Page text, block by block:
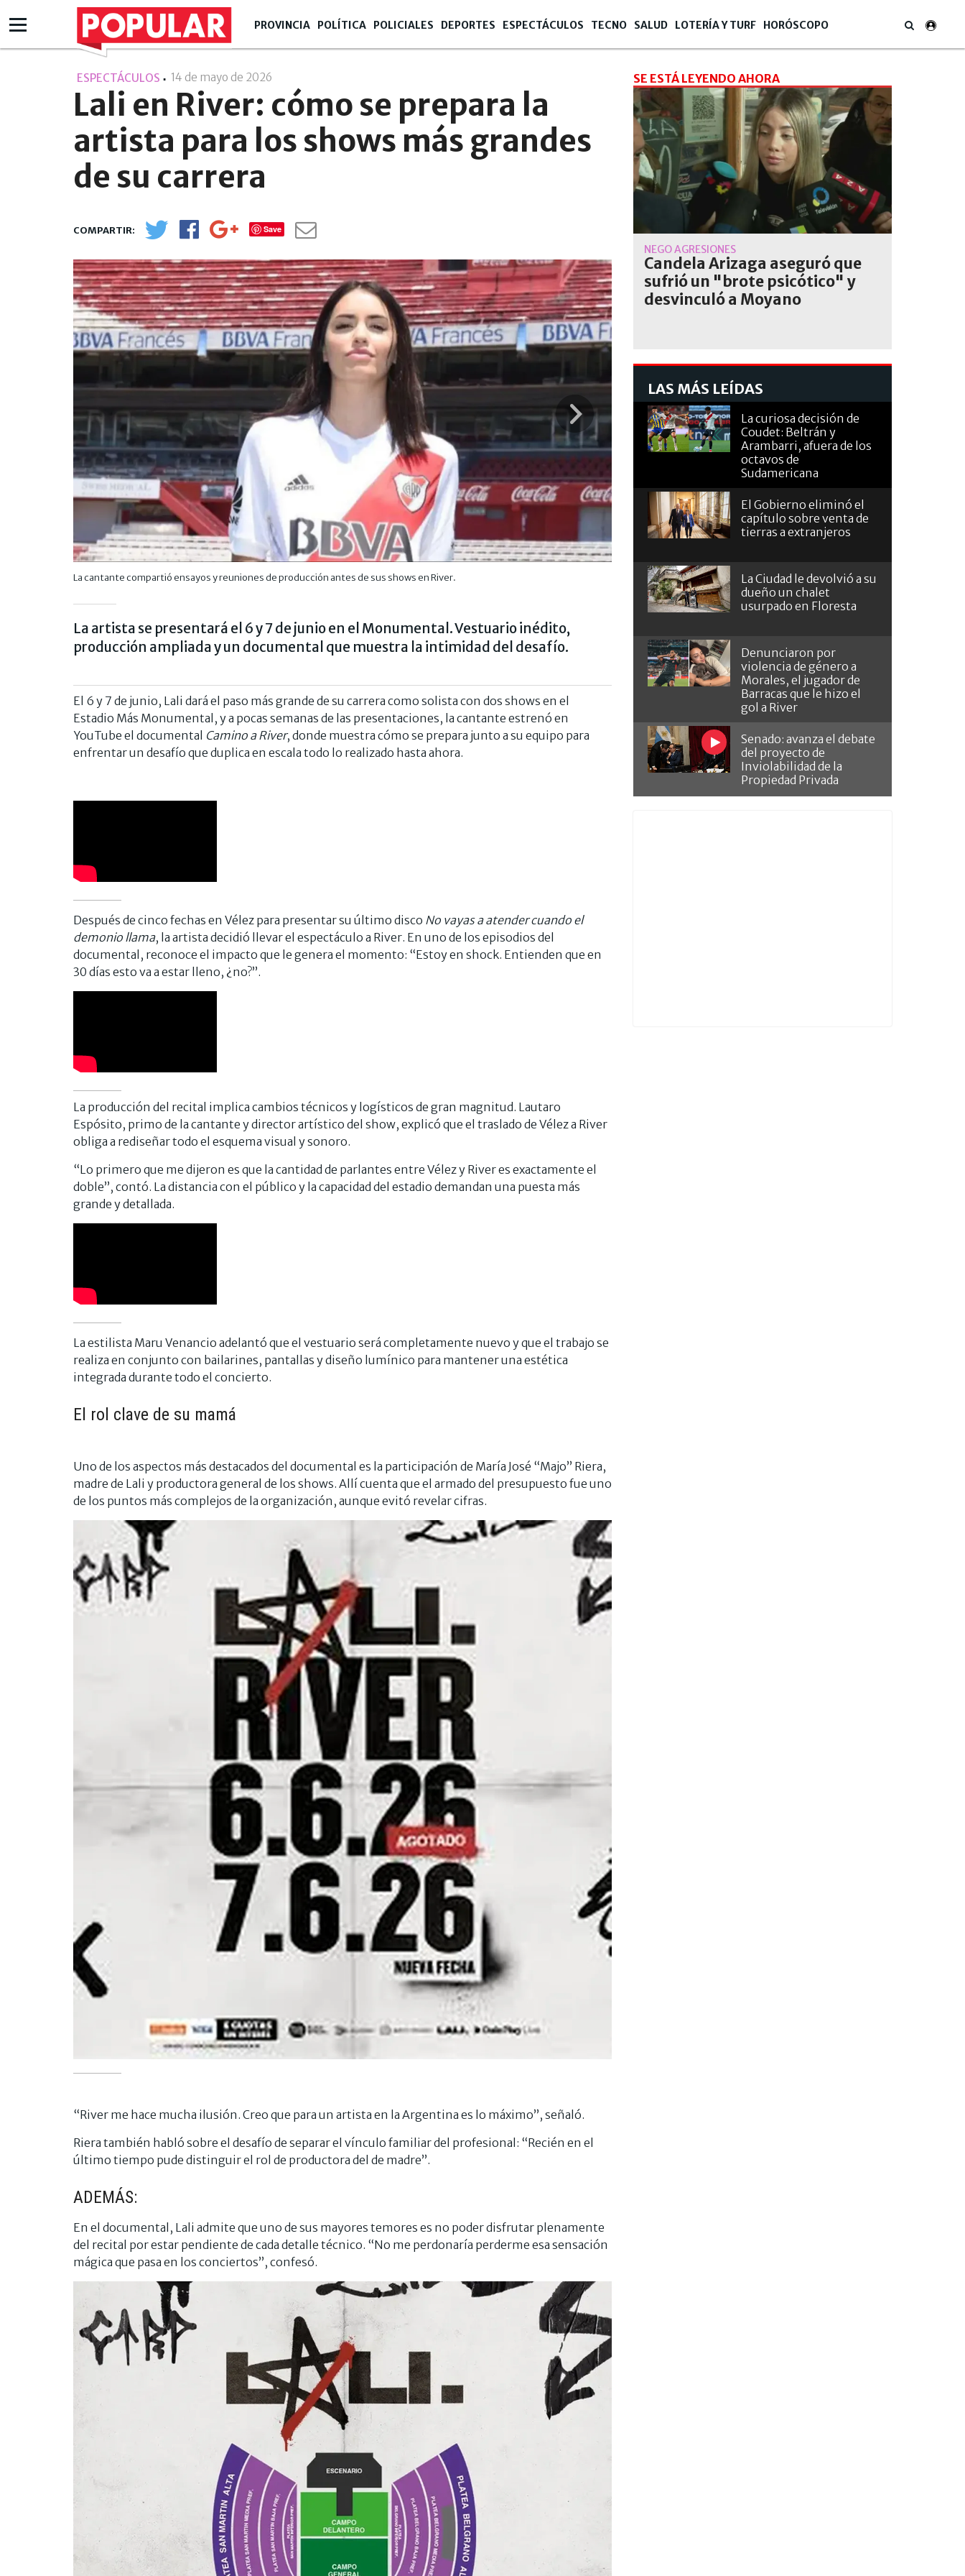
PROVINCIA POLÍTICA POLICIALES DEPORTES ESPECTÁCULOS TECNO SALUD LOTERÍA Y TURF HORÓSCOPO
ESPECTÁCULOS 14 de mayo de 2026
Lali en River: cómo se prepara la
artista para los shows más grandes
de su carrera
Save
La cantante compartió ensayos y reuniones de producción antes de sus shows en River.
La artista se presentará el 6 y 7 de junio en el Monumental. Vestuario inédito,
producción ampliada y un documental que muestra la intimidad del desafío.
El 6 y 7 de junio, Lali dará el paso más grande de su carrera como solista con dos shows en el
Estadio Más Monumental, y a pocas semanas de las presentaciones, la cantante estrenó en
YouTube el documental Camino a River, donde muestra cómo se prepara junto a su equipo para
enfrentar un desafío que duplica en escala todo lo realizado hasta ahora.
Después de cinco fechas en Vélez para presentar su último disco No vayas a atender cuando el
demonio llama, la artista decidió llevar el espectáculo a River. En uno de los episodios del
documental, reconoce el impacto que le genera el momento: “Estoy en shock. Entienden que en
30 días esto va a estar lleno, ¿no?”.
La producción del recital implica cambios técnicos y logísticos de gran magnitud. Lautaro
Espósito, primo de la cantante y director artístico del show, explicó que el traslado de Vélez a River
obliga a rediseñar todo el esquema visual y sonoro.
“Lo primero que me dijeron es que la cantidad de parlantes entre Vélez y River es exactamente el
doble”, contó. La distancia con el público y la capacidad del estadio demandan una puesta más
grande y detallada.
La estilista Maru Venancio adelantó que el vestuario será completamente nuevo y que el trabajo se
realiza en conjunto con bailarines, pantallas y diseño lumínico para mantener una estética
integrada durante todo el concierto.
El rol clave de su mamá
Uno de los aspectos más destacados del documental es la participación de María José “Majo” Riera,
madre de Lali y productora general de los shows. Allí cuenta que el armado del presupuesto fue uno
de los puntos más complejos de la organización, aunque evitó revelar cifras.
“River me hace mucha ilusión. Creo que para un artista en la Argentina es lo máximo”, señaló.
Riera también habló sobre el desafío de separar el vínculo familiar del profesional: “Recién en el
último tiempo pude distinguir el rol de productora del de madre”.
ADEMÁS:
En el documental, Lali admite que uno de sus mayores temores es no poder disfrutar plenamente
del recital por estar pendiente de cada detalle técnico. “No me perdonaría perderme esa sensación
mágica que pasa en los conciertos”, confesó.
SE ESTÁ LEYENDO AHORA
NEGÓ AGRESIONES
Candela Arizaga aseguró que
sufrió un "brote psicótico" y
desvinculó a Moyano
LAS MÁS LEÍDAS
La curiosa decisión de
Coudet: Beltrán y
Arambarri, afuera de los
octavos de
Sudamericana
El Gobierno eliminó el
capítulo sobre venta de
tierras a extranjeros
La Ciudad le devolvió a su
dueño un chalet
usurpado en Floresta
Denunciaron por
violencia de género a
Morales, el jugador de
Barracas que le hizo el
gol a River
Senado: avanza el debate
del proyecto de
Inviolabilidad de la
Propiedad Privada